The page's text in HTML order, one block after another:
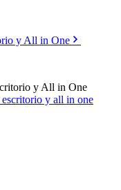
y All in One
y All in One
escritorio y all in one